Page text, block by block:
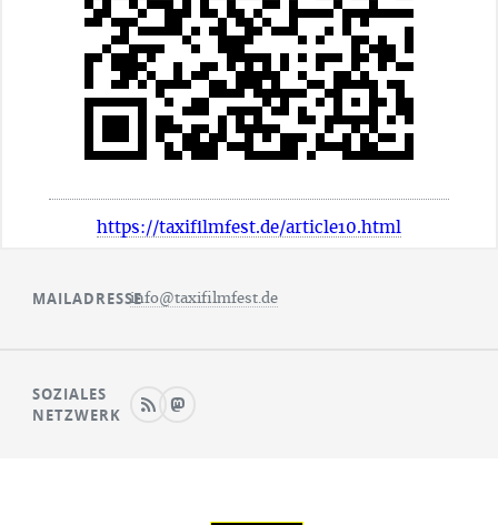
https://taxifilmfest.de/article10.html
MAILADRESSEinfo@taxifilmfest.de
SOZIALES
NETZWERK